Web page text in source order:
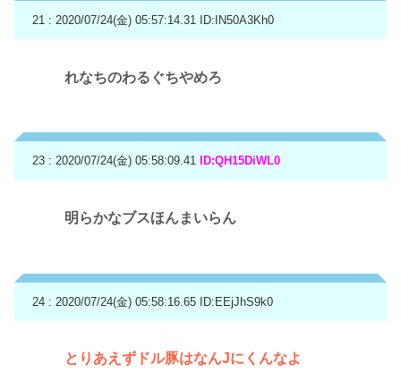
21 : 2020/07/24(金) 05:57:14.31 ID:IN50A3Kh0
れなちのわるぐちやめろ
23 : 2020/07/24(金) 05:58:09.41 ID:QH15DiWL0
明らかなブスほんまいらん
24 : 2020/07/24(金) 05:58:16.65 ID:EEjJhS9k0
とりあえずドル豚はなんJにくんなよ